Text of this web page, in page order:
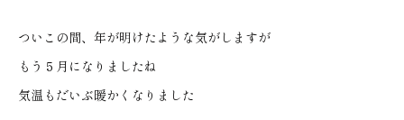
ついこの間、年が明けたような気がしますが
もう５月になりましたね
気温もだいぶ暖かくなりました